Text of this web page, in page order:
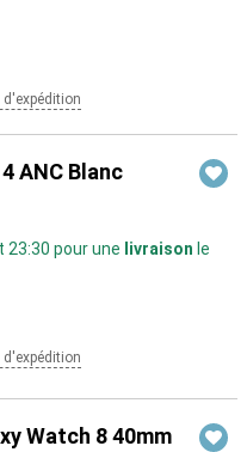
d'expédition
ANC Blanc
pour une livraison le
d'expédition
Watch 8 40mm